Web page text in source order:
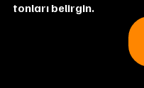
tonları belirgin.